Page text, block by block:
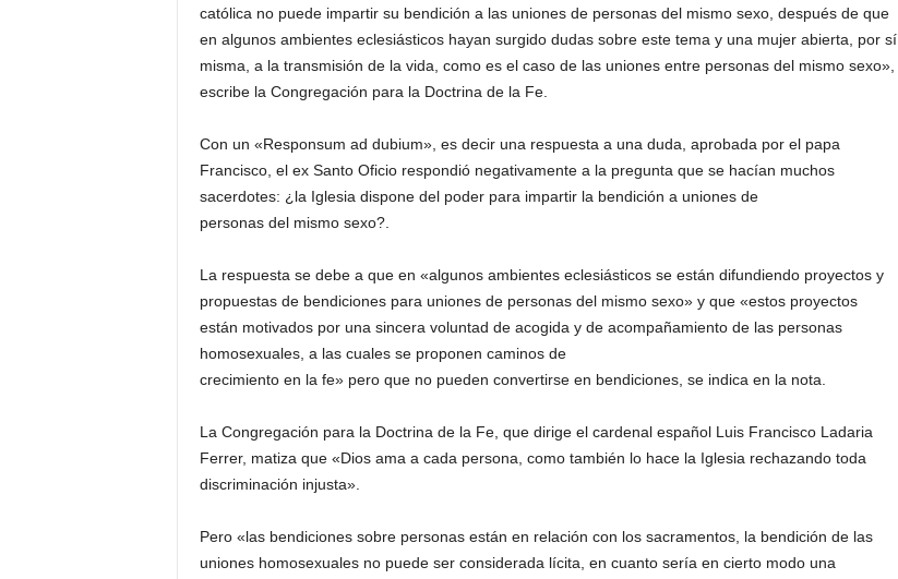
católica no puede impartir su bendición a las uniones de personas del mismo sexo, después de que
en algunos ambientes eclesiásticos hayan surgido dudas sobre este tema y una mujer abierta, por sí
misma, a la transmisión de la vida, como es el caso de las uniones entre personas del mismo sexo»,
escribe la Congregación para la Doctrina de la Fe.
Con un «Responsum ad dubium», es decir una respuesta a una duda, aprobada por el papa
Francisco, el ex Santo Oficio respondió negativamente a la pregunta que se hacían muchos
sacerdotes: ¿la Iglesia dispone del poder para impartir la bendición a uniones de
personas del mismo sexo?.
La respuesta se debe a que en «algunos ambientes eclesiásticos se están difundiendo proyectos y
propuestas de bendiciones para uniones de personas del mismo sexo» y que «estos proyectos
están motivados por una sincera voluntad de acogida y de acompañamiento de las personas
homosexuales, a las cuales se proponen caminos de
crecimiento en la fe» pero que no pueden convertirse en bendiciones, se indica en la nota.
La Congregación para la Doctrina de la Fe, que dirige el cardenal español Luis Francisco Ladaria
Ferrer, matiza que «Dios ama a cada persona, como también lo hace la Iglesia rechazando toda
discriminación injusta».
Pero «las bendiciones sobre personas están en relación con los sacramentos, la bendición de las
uniones homosexuales no puede ser considerada lícita, en cuanto sería en cierto modo una